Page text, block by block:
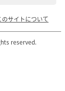
のサイトについて
reserved.